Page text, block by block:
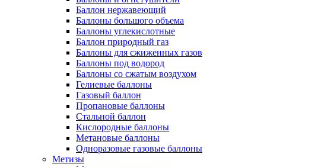
Баллон нержавеющий
Баллоны большого объема
Баллоны углекислотные
Баллон природный газ
Баллоны для сжиженных газов
Баллоны под водород
Баллоны со сжатым воздухом
Гелиевые баллоны
Газовый баллон
Пропановые баллоны
Стальной баллон
Кислородные баллоны
Метановые баллоны
Одноразовые газовые баллоны
Метизы